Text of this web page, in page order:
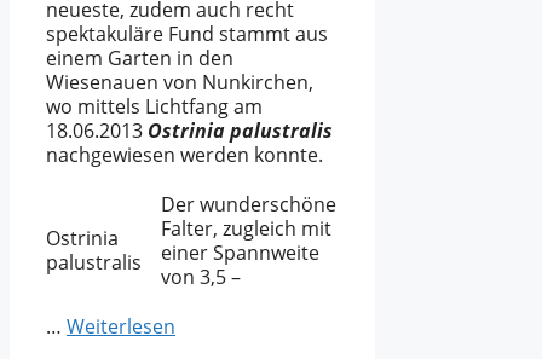
neueste, zudem auch recht
spektakuläre Fund stammt aus
einem Garten in den
Wiesenauen von Nunkirchen,
wo mittels Lichtfang am
18.06.2013 Ostrinia palustralis
nachgewiesen werden konnte.
Ostrinia
palustralis
Der wunderschöne
Falter, zugleich mit
einer Spannweite
von 3,5 –
… Weiterlesen